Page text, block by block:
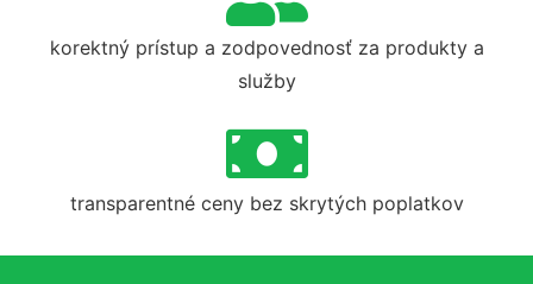
korektný prístup a zodpovednosť za produkty a
služby
transparentné ceny bez skrytých poplatkov